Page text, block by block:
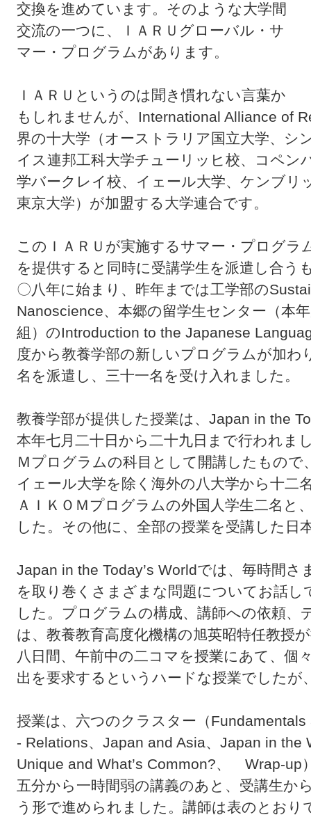
交換を進めています。そのような大学間
交流の一つに、ＩＡＲＵグローバル・サ
マー・プログラムがあります。
ＩＡＲＵというのは聞き慣れない言葉か
もしれませんが、International Alliance of
界の十大学（オーストラリア国立大学、シ
イス連邦工科大学チューリッヒ校、コペン
学バークレイ校、イェール大学、ケンブリ
東京大学）が加盟する大学連合です。
このＩＡＲＵが実施するサマー・プログラ
を提供すると同時に受講学生を派遣し合う
〇八年に始まり、昨年までは工学部の
Nanoscience、本郷の留学生センター（本
組）のIntroduction to the Japanese
度から教養学部の新しいプログラムが加わ
名を派遣し、三十一名を受け入れました。
教養学部が提供した授業は、Japan in the
本年七月二十日から二十九日まで行われま
Ｍプログラムの科目として開講したもので
イェール大学を除く海外の八大学から十二
ＡＩＫＯＭプログラムの外国人学生二名と
した。その他に、全部の授業を受講した日
Japan in the Today’s Worldでは、毎時間
を取り巻くさまざまな問題についてお話
した。プログラムの構成、講師への依頼
は、教養教育高度化機構の旭英昭特任教授
八日間、午前中の二コマを授業にあて、個
出を要求するというハードな授業でした
授業は、六つのクラスター（
- Relations、Japan and Asia、Japan in the
Unique and What’s Common?、 Wrap-up
五分から一時間弱の講義のあと、受講生か
う形で進められました。講師は表のとおり